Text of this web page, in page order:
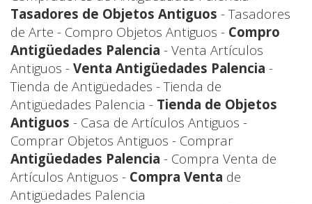
Tasadores de Objetos Antiguos - Tasadores
de Arte - Compro Objetos Antiguos - Compro
Antigüedades Palencia - Venta Artículos
Antiguos - Venta Antigüedades Palencia -
Tienda de Antigüedades - Tienda de
Antigüedades Palencia - Tienda de Objetos
Antiguos - Casa de Artículos Antiguos -
Comprar Objetos Antiguos - Comprar
Antigüedades Palencia - Compra Venta de
Artículos Antiguos - Compra Venta de
Antigüedades Palencia